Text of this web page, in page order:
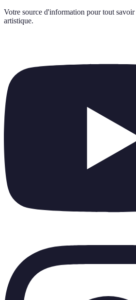
Votre source d'information pour tout savoir
artistique.